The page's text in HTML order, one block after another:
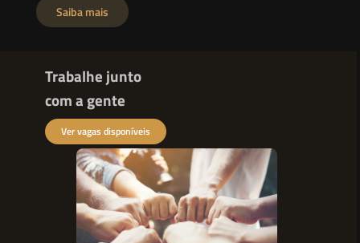
Saiba mais
Trabalhe junto
com a gente
Ver vagas disponíveis